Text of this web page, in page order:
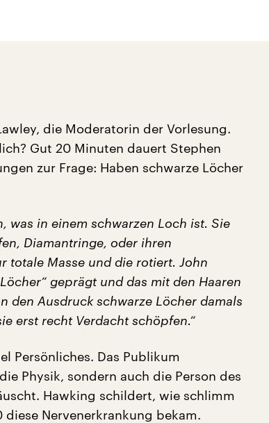
die Moderatorin der Vorlesung.
Gut 20 Minuten dauert Stephen
zur Frage: Haben schwarze Löcher
was in einem schwarzen Loch ist. Sie
Diamantringe, oder ihren
totale Masse und die rotiert. John
geprägt und das mit den Haaren
den Ausdruck schwarze Löcher damals
erst recht Verdacht schöpfen.“
Persönliches. Das Publikum
Physik, sondern auch die Person des
Hawking schildert, wie schlimm
Nervenerkrankung bekam.